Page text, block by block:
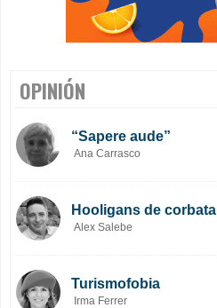
OPINIÓN
“Sapere aude”
Ana Carrasco
Hooligans de corbata
Alex Salebe
Turismofobia
Irma Ferrer